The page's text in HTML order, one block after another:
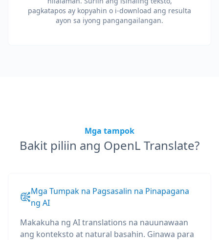
pagkatapos ay kopyahin o i-download ang resulta
ayon sa iyong pangangailangan.
Mga tampok
Bakit piliin ang OpenL Translate?
Mga Tumpak na Pagsasalin na Pinapagana
ng AI
Makakuha ng AI translations na nauunawaan
ang konteksto at natural basahin. Ginawa para